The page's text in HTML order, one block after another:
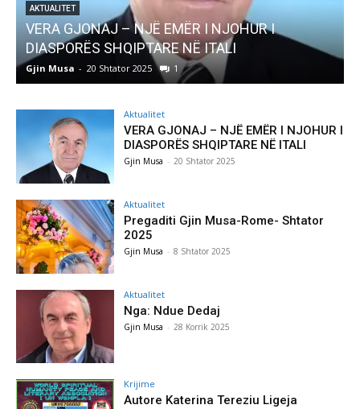
AKTUALITET
Pregaditi Gjin Musa-Rome- Shtator 2025
Gjin Musa - 8 Shtator 2025
Aktualitet
VERA GJONAJ – NJË EMËR I NJOHUR I
DIASPORËS SHQIPTARE NË ITALI
Gjin Musa - 20 Shtator 2025
Aktualitet
Pregaditi Gjin Musa-Rome- Shtator
2025
Gjin Musa - 8 Shtator 2025
Aktualitet
Nga: Ndue Dedaj
Gjin Musa - 28 Korrik 2025
Krijime
Autore Katerina Tereziu Ligeja